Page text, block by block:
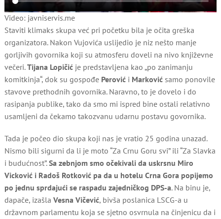
Video: javniservis.me
Staviti klimaks skupa već pri početku bila je očita greška
organizatora. Nakon Vujovića uslijedio je niz nešto manje
gorljivih govornika koji su atmosferu doveli na nivo književne
večeri.Tijana Lopičić je predstavljena kao „po zanimanju
komitkinja“, dok su gospođe Perovići Markovićsamo ponovile
stavove prethodnih govornika. Naravno, to je dovelo i do
rasipanja publike, tako da smo mi ispred bine ostali relativno
usamljeni da čekamo takozvanu udarnu postavu govornika.
Tada je počeo dio skupa koji nas je vratio 25 godina unazad.
Nismo bili sigurni da li je moto “Za Crnu Goru svi” ili “Za Slavka
i budućnost”.Sa zebnjom smo očekivali da uskrsnu Miro
Vicković i Radoš Rotković pa da u hotelu Crna Gora popijemo
po jednu sprdajući se raspadu zajedničkog DPS-a. Na binu je,
dapače, izašla Vesna Vičević, bivša poslanica LSCG-a u
državnom parlamentu koja se sjetno osvrnula na činjenicu da i